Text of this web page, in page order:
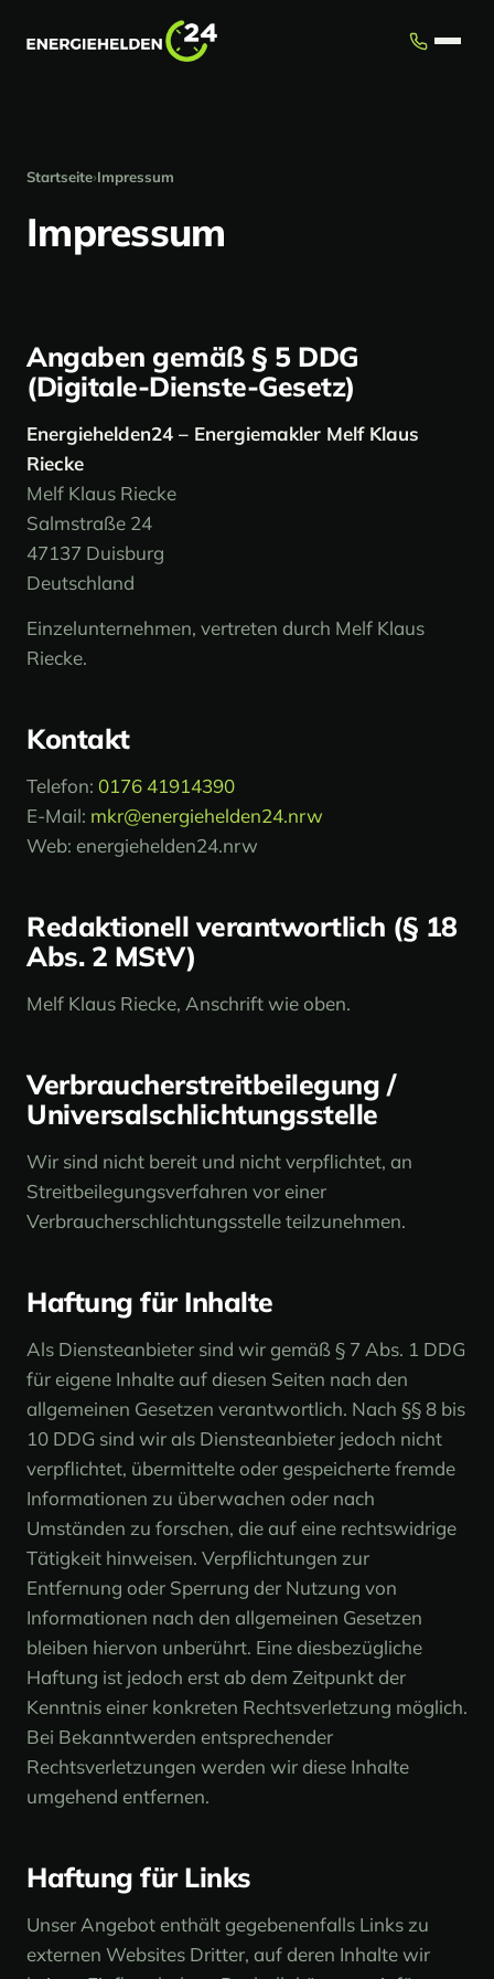
Startseite›Impressum
Impressum
Angaben gemäß § 5 DDG
(Digitale-Dienste-Gesetz)
Energiehelden24 – Energiemakler Melf Klaus
Riecke
Melf Klaus Riecke
Salmstraße 24
47137 Duisburg
Deutschland
Einzelunternehmen, vertreten durch Melf Klaus
Riecke.
Kontakt
Telefon: 0176 41914390
E-Mail: mkr@energiehelden24.nrw
Web: energiehelden24.nrw
Redaktionell verantwortlich (§ 18
Abs. 2 MStV)
Melf Klaus Riecke, Anschrift wie oben.
Verbraucherstreitbeilegung /
Universalschlichtungsstelle
Wir sind nicht bereit und nicht verpflichtet, an
Streitbeilegungsverfahren vor einer
Verbraucherschlichtungsstelle teilzunehmen.
Haftung für Inhalte
Als Diensteanbieter sind wir gemäß § 7 Abs. 1 DDG
für eigene Inhalte auf diesen Seiten nach den
allgemeinen Gesetzen verantwortlich. Nach §§ 8 bis
10 DDG sind wir als Diensteanbieter jedoch nicht
verpflichtet, übermittelte oder gespeicherte fremde
Informationen zu überwachen oder nach
Umständen zu forschen, die auf eine rechtswidrige
Tätigkeit hinweisen. Verpflichtungen zur
Entfernung oder Sperrung der Nutzung von
Informationen nach den allgemeinen Gesetzen
bleiben hiervon unberührt. Eine diesbezügliche
Haftung ist jedoch erst ab dem Zeitpunkt der
Kenntnis einer konkreten Rechtsverletzung möglich.
Bei Bekanntwerden entsprechender
Rechtsverletzungen werden wir diese Inhalte
umgehend entfernen.
Haftung für Links
Unser Angebot enthält gegebenenfalls Links zu
externen Websites Dritter, auf deren Inhalte wir